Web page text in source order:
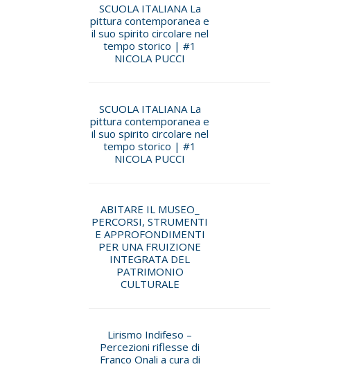
SCUOLA ITALIANA La
pittura contemporanea e
il suo spirito circolare nel
tempo storico | #1
NICOLA PUCCI
SCUOLA ITALIANA La
pittura contemporanea e
il suo spirito circolare nel
tempo storico | #1
NICOLA PUCCI
ABITARE IL MUSEO_
PERCORSI, STRUMENTI
E APPROFONDIMENTI
PER UNA FRUIZIONE
INTEGRATA DEL
PATRIMONIO
CULTURALE
Lirismo Indifeso –
Percezioni riflesse di
Franco Onali a cura di